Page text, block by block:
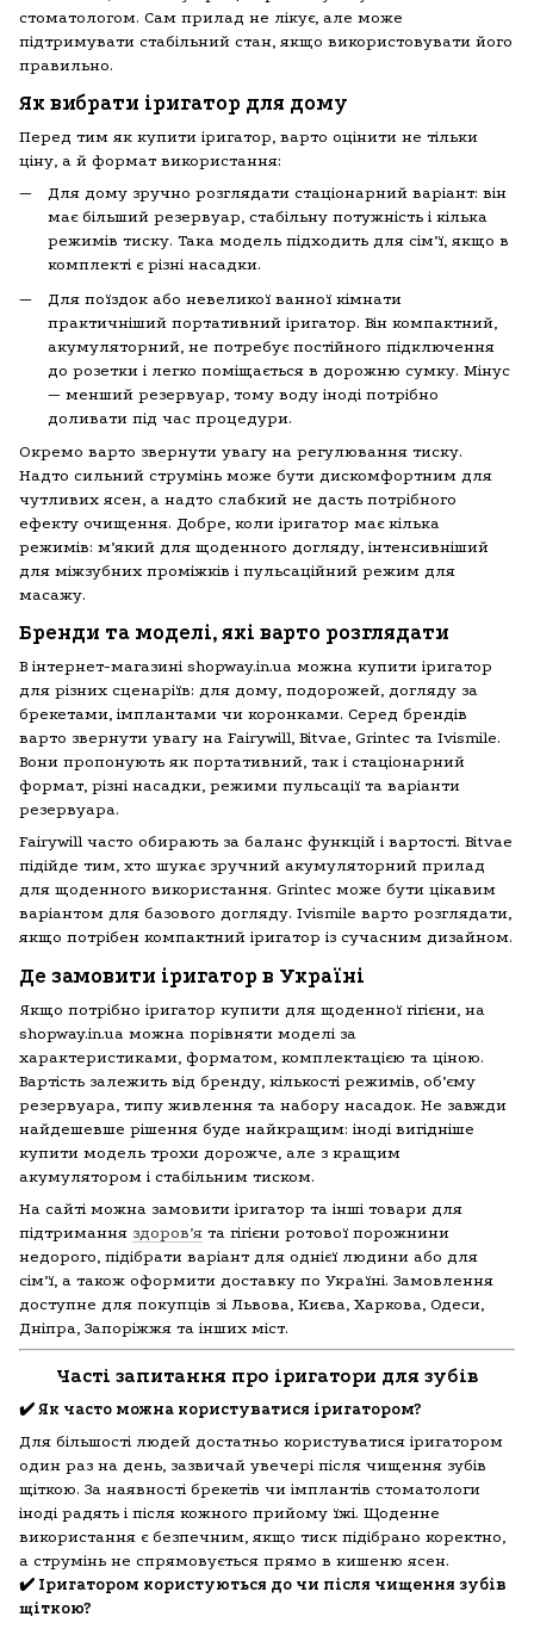
стоматологом. Сам прилад не лікує, але може
підтримувати стабільний стан, якщо використовувати його
правильно.
Як вибрати іригатор для дому
Перед тим як купити іригатор, варто оцінити не тільки
ціну, а й формат використання:
Для дому зручно розглядати стаціонарний варіант: він
має більший резервуар, стабільну потужність і кілька
режимів тиску. Така модель підходить для сім’ї, якщо в
комплекті є різні насадки.
Для поїздок або невеликої ванної кімнати
практичніший портативний іригатор. Він компактний,
акумуляторний, не потребує постійного підключення
до розетки і легко поміщається в дорожню сумку. Мінус
— менший резервуар, тому воду іноді потрібно
доливати під час процедури.
Окремо варто звернути увагу на регулювання тиску.
Надто сильний струмінь може бути дискомфортним для
чутливих ясен, а надто слабкий не дасть потрібного
ефекту очищення. Добре, коли іригатор має кілька
режимів: м’який для щоденного догляду, інтенсивніший
для міжзубних проміжків і пульсаційний режим для
масажу.
Бренди та моделі, які варто розглядати
В інтернет-магазині shopway.in.ua можна купити іригатор
для різних сценаріїв: для дому, подорожей, догляду за
брекетами, імплантами чи коронками. Серед брендів
варто звернути увагу на Fairywill, Bitvae, Grintec та Ivismile.
Вони пропонують як портативний, так і стаціонарний
формат, різні насадки, режими пульсації та варіанти
резервуара.
Fairywill часто обирають за баланс функцій і вартості. Bitvae
підійде тим, хто шукає зручний акумуляторний прилад
для щоденного використання. Grintec може бути цікавим
варіантом для базового догляду. Ivismile варто розглядати,
якщо потрібен компактний іригатор із сучасним дизайном.
Де замовити іригатор в Україні
Якщо потрібно іригатор купити для щоденної гігієни, на
shopway.in.ua можна порівняти моделі за
характеристиками, форматом, комплектацією та ціною.
Вартість залежить від бренду, кількості режимів, об’єму
резервуара, типу живлення та набору насадок. Не завжди
найдешевше рішення буде найкращим: іноді вигідніше
купити модель трохи дорожче, але з кращим
акумулятором і стабільним тиском.
На сайті можна замовити іригатор та інші товари для
підтримання здоров’я та гігієни ротової порожнини
недорого, підібрати варіант для однієї людини або для
сім’ї, а також оформити доставку по Україні. Замовлення
доступне для покупців зі Львова, Києва, Харкова, Одеси,
Дніпра, Запоріжжя та інших міст.
Часті запитання про іригатори для зубів
✔️ Як часто можна користуватися іригатором?
Для більшості людей достатньо користуватися іригатором
один раз на день, зазвичай увечері після чищення зубів
щіткою. За наявності брекетів чи імплантів стоматологи
іноді радять і після кожного прийому їжі. Щоденне
використання є безпечним, якщо тиск підібрано коректно,
а струмінь не спрямовується прямо в кишеню ясен.
✔️ Іригатором користуються до чи після чищення зубів
щіткою?